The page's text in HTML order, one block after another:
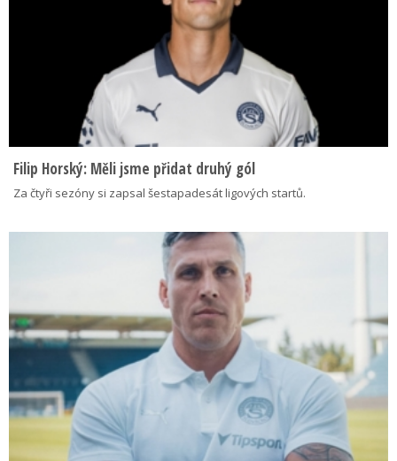
Filip Horský: Měli jsme přidat druhý gól
Za čtyři sezóny si zapsal šestapadesát ligových startů.